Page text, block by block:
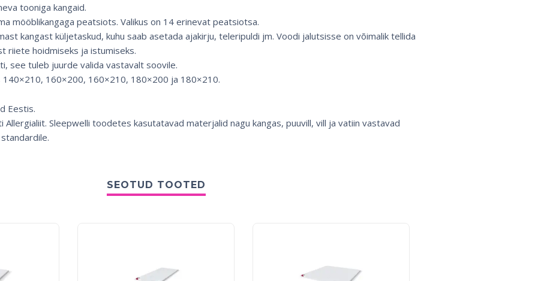
tooniga kangaid.
mööblikangaga peatsiots. Valikus on 14 erinevat peatsiotsa.
kangast küljetaskud, kuhu saab asetada ajakirju, teleripuldi jm. Voodi jalutsisse on võimalik tellida
riiete hoidmiseks ja istumiseks.
see tuleb juurde valida vastavalt soovile.
140×210, 160×200, 160×210, 180×200 ja 180×210.
Eestis.
Allergialiit. Sleepwelli toodetes kasutatavad materjalid nagu kangas, puuvill, vill ja vatiin vastavad
SEOTUD TOOTED